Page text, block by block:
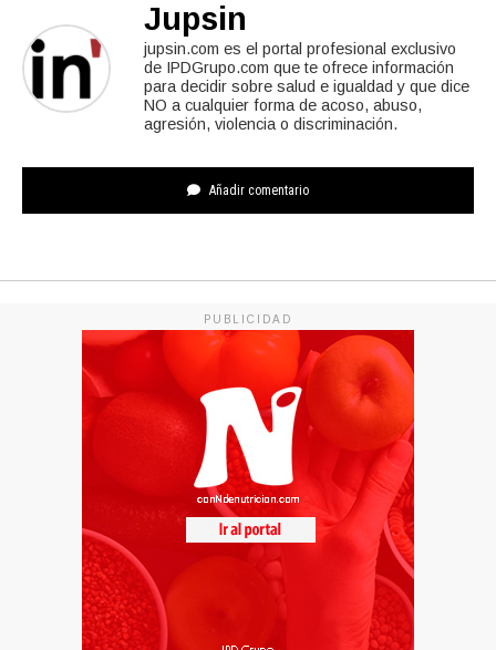
Jupsin
jupsin.com es el portal profesional exclusivo
de IPDGrupo.com que te ofrece información
para decidir sobre salud e igualdad y que dice
NO a cualquier forma de acoso, abuso,
agresión, violencia o discriminación.
Añadir comentario
PUBLICIDAD